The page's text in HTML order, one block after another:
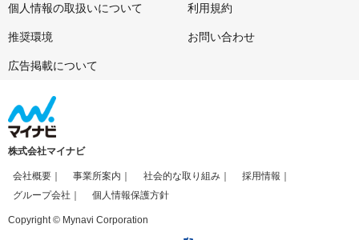
個人情報の取扱いについて 利用規約
推奨環境 お問い合わせ
広告掲載について
株式会社マイナビ
会社概要 事業所案内 社会的な取り組み
採用情報
グループ会社
個人情報保護方針
Copyright © Mynavi Corporation